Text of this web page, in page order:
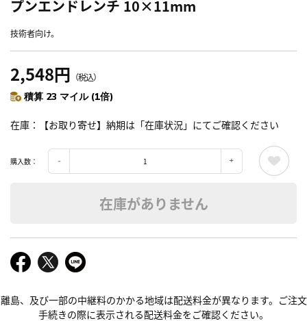
プンエンドレンチ 10×11mm
技術者向け。
2,548円 （税込）
積算 23 マイル (1倍)
在庫 【お取り寄せ】納期は「在庫状況」にてご確認ください
購入数：
在庫がありません
離島、及び一部の中継料のかかる地域は配送料金が異なります。ご注文
手続きの際に表示される配送料金をご確認ください。